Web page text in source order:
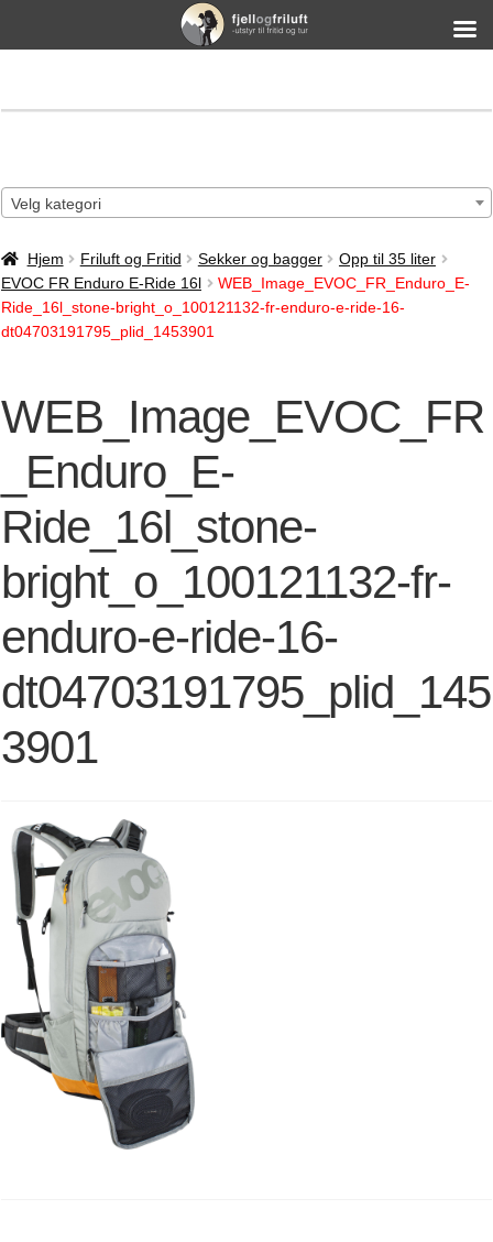
Velg kategori
Hjem Friluft og Fritid Sekker og bagger
Opp til 35 liter
EVOC FR Enduro E-Ride 16l
WEB_Image_EVOC_FR_Enduro_E-
Ride_16l_stone-bright_o_100121132-fr-enduro-e-ride-16-
dt04703191795_plid_1453901
WEB_Image_EVOC_FR
_Enduro_E-
Ride_16l_stone-
bright_o_100121132-fr-
enduro-e-ride-16-
dt04703191795_plid_145
3901